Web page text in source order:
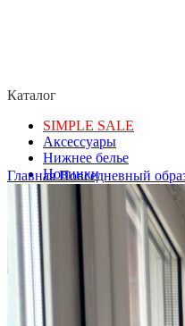
Каталог
SIMPLE SALE
Аксессуары
Нижнее белье
Новинки
Пляжная одежда
Повседневный образ
Термобелье
Образ для дома и
Купальники
Подарочные
ГлавнаяПовседневный